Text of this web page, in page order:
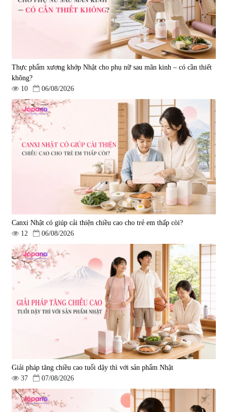
1.450.000 đ 225.000 đ
Tẩy tế bào chết Nichiei Bussan
Nano NMN+ Peeling Gel
Luxury 200g
1.490.000 đ
Viên uống hỗ trợ bền thành
mạch, ngừa tai biến Elastin Plus
& Nattokinase Hokoen 80 viên
|0
980.000 đ
Viên uống bổ gan Ribeto Shoji
Hepaclean 60 viên
543.205
690.000 đ
Viên uống hỗ trợ cải thiện thoát
vị đĩa đệm Kyoto Has 30 viên
14.560
1.600.000 đ
Viên uống hỗ trợ giấc ngủ Fujina
Sleepy Nhật Bản 80 viên
|13.760
điều trị đột quỵ Biken Kinase
Gold 60 viên
|0
Thực phẩm xương khớp Nhật cho phụ nữ sau mãn kinh – có cần thiết
không?
10
06/08/2026
Canxi Nhật có giúp cải thiện chiều cao cho trẻ em thấp còi?
12
06/08/2026
Giải pháp tăng chiều cao tuổi dậy thì với sản phẩm Nhật
37
07/08/2026